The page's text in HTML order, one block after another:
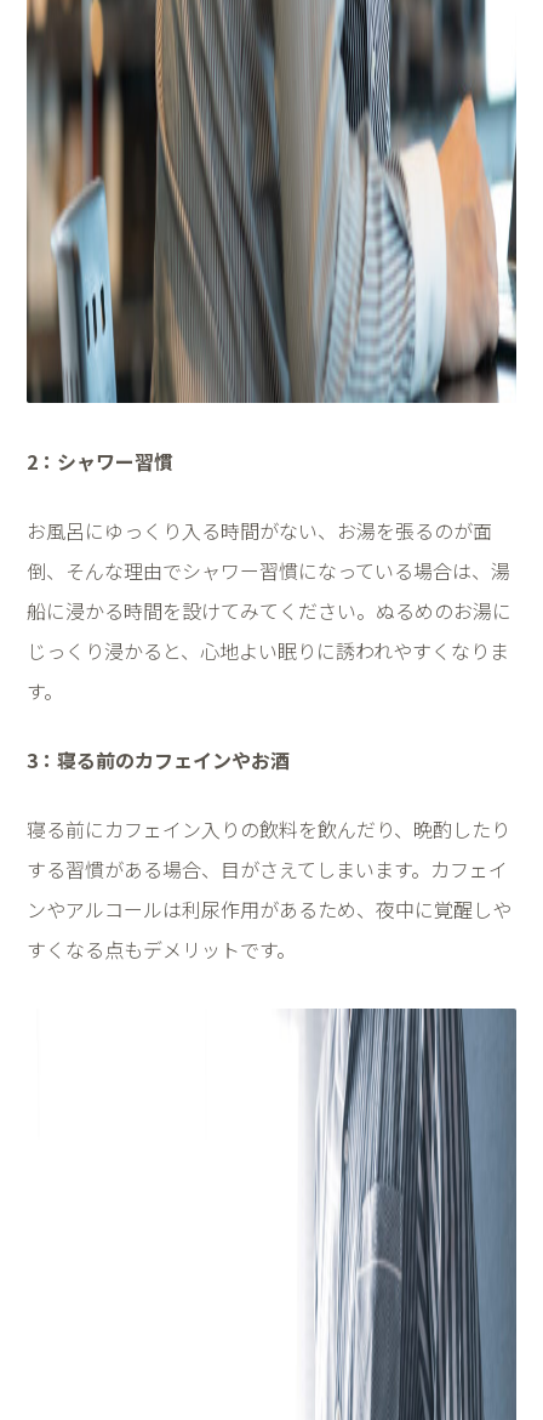
2 ：シャワー習慣
お風呂にゆっくり入る時間がない、お湯を張るのが面
倒、そんな理由でシャワー習慣になっている場合は、湯
船に浸かる時間を設けてみてください。ぬるめのお湯に
じっくり浸かると、心地よい眠りに誘われやすくなりま
す。
3 ：寝る前のカフェインやお酒
寝る前にカフェイン入りの飲料を飲んだり、晩酌したり
する習慣がある場合、目がさえてしまいます。カフェイ
ンやアルコールは利尿作用があるため、夜中に覚醒しや
すくなる点もデメリットです。